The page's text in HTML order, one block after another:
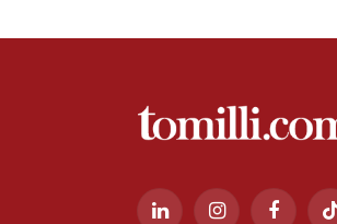
LinkedInInstagramFacebook